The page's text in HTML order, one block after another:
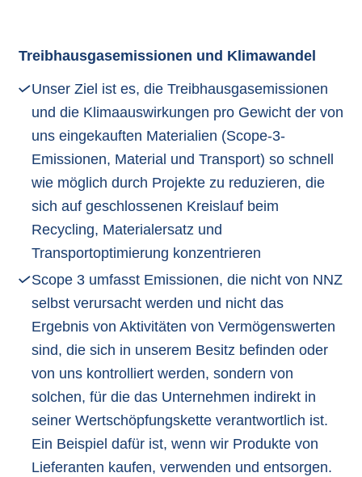
Treibhausgasemissionen und Klimawandel
Unser Ziel ist es, die Treibhausgasemissionen
und die Klimaauswirkungen pro Gewicht der von
uns eingekauften Materialien (Scope-3-
Emissionen, Material und Transport) so schnell
wie möglich durch Projekte zu reduzieren, die
sich auf geschlossenen Kreislauf beim
Recycling, Materialersatz und
Transportoptimierung konzentrieren
Scope 3 umfasst Emissionen, die nicht von NNZ
selbst verursacht werden und nicht das
Ergebnis von Aktivitäten von Vermögenswerten
sind, die sich in unserem Besitz befinden oder
von uns kontrolliert werden, sondern von
solchen, für die das Unternehmen indirekt in
seiner Wertschöpfungskette verantwortlich ist.
Ein Beispiel dafür ist, wenn wir Produkte von
Lieferanten kaufen, verwenden und entsorgen.